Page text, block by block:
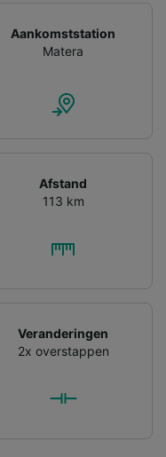
Aankomststation
Matera
Afstand
113 km
Veranderingen
2x overstappen